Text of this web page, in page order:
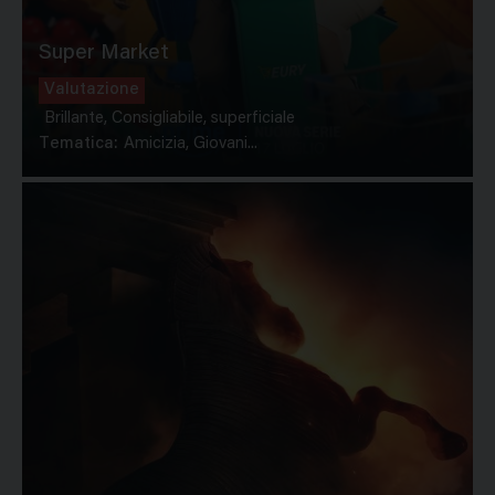
Super Market
Valutazione
Brillante, Consigliabile, superficiale
Tematica: Amicizia, Giovani...